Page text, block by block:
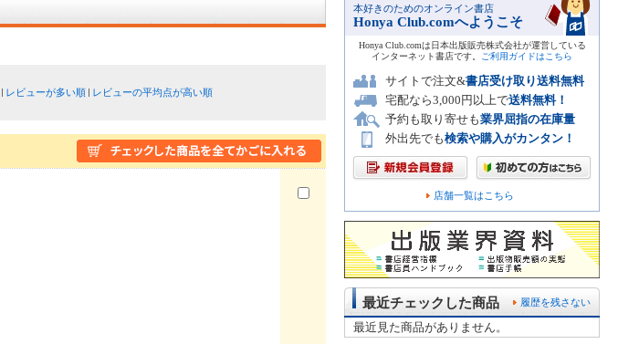
レビューが多い順
レビューの平均点が高い順
本好きのためのオンライン書店
Honya Club.comへようこそ
Honya Club.comは日本出版販売株式会社が運営している
インターネット書店です。
ご利用ガイドはこちら
サイトで注文&書店受け取り送料無料
宅配なら3,000円以上で送料無料！
予約も取り寄せも業界屈指の在庫量
外出先でも検索や購入がカンタン！
店舗一覧はこちら
履歴を残さない
最近チェックした商品
最近見た商品がありません。